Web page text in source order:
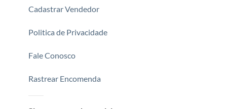
Cadastrar Vendedor
Politica de Privacidade
Fale Conosco
Rastrear Encomenda